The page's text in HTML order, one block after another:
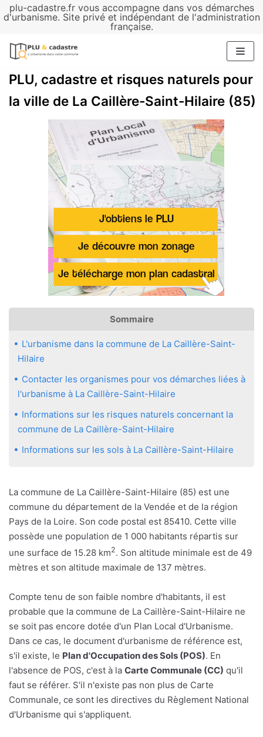
plu-cadastre.fr vous accompagne dans vos démarches
d'urbanisme. Site privé et indépendant de l'administration
française.
Aller
contenu
PLU, cadastre et risques naturels pour
la ville de La Caillère-Saint-Hilaire (85)
Sommaire
L'urbanisme dans la commune de La Caillère-Saint-
Hilaire
Contacter les organismes pour vos démarches liées à
l'urbanisme à La Caillère-Saint-Hilaire
Informations sur les risques naturels concernant la
commune de La Caillère-Saint-Hilaire
Informations sur les sols à La Caillère-Saint-Hilaire
La commune de La Caillère-Saint-Hilaire (85) est une
commune du département de la Vendée et de la région
Pays de la Loire. Son code postal est 85410. Cette ville
possède une population de 1 000 habitants répartis sur
une surface de 15.28 km2. Son altitude minimale est de 49
mètres et son altitude maximale de 137 mètres.
Compte tenu de son faible nombre d'habitants, il est
probable que la commune de La Caillère-Saint-Hilaire ne
se soit pas encore dotée d'un Plan Local d'Urbanisme.
Dans ce cas, le document d'urbanisme de référence est,
s'il existe, le Plan d'Occupation des Sols (POS). En
l'absence de POS, c'est à la Carte Communale (CC) qu'il
faut se référer. S'il n'existe pas non plus de Carte
Communale, ce sont les directives du Règlement National
d'Urbanisme qui s'appliquent.